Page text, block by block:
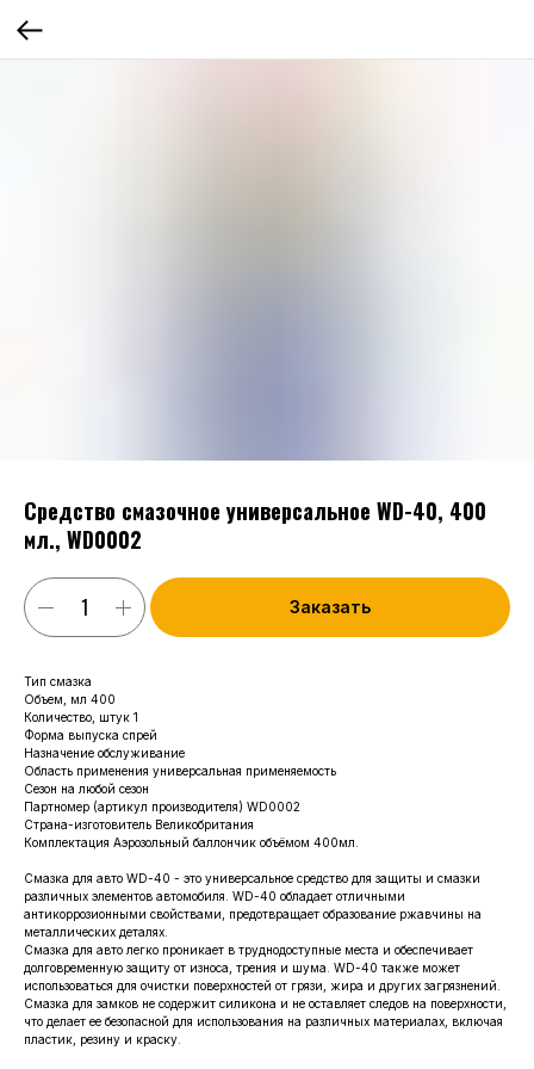
Средство смазочное универсальное WD-40, 400
мл., WD0002
Заказать
Тип смазка
Объем, мл 400
Количество, штук 1
Форма выпуска спрей
Назначение обслуживание
Область применения универсальная применяемость
Сезон на любой сезон
Партномер (артикул производителя) WD0002
Страна-изготовитель Великобритания
Комплектация Аэрозольный баллончик объёмом 400мл.
Смазка для авто WD-40 - это универсальное средство для защиты и смазки
различных элементов автомобиля. WD-40 обладает отличными
антикоррозионными свойствами, предотвращает образование ржавчины на
металлических деталях.
Смазка для авто легко проникает в труднодоступные места и обеспечивает
долговременную защиту от износа, трения и шума. WD-40 также может
использоваться для очистки поверхностей от грязи, жира и других загрязнений.
Смазка для замков не содержит силикона и не оставляет следов на поверхности,
что делает ее безопасной для использования на различных материалах, включая
пластик, резину и краску.